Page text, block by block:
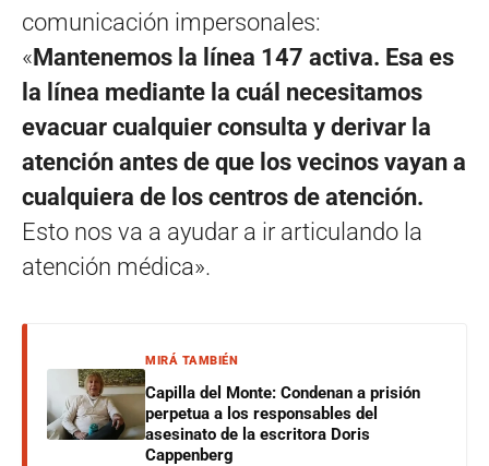
comunicación impersonales:
«Mantenemos la línea 147 activa. Esa es
la línea mediante la cuál necesitamos
evacuar cualquier consulta y derivar la
atención antes de que los vecinos vayan a
cualquiera de los centros de atención.
Esto nos va a ayudar a ir articulando la
atención médica».
MIRÁ TAMBIÉN
Capilla del Monte: Condenan a prisión
perpetua a los responsables del
asesinato de la escritora Doris
Cappenberg